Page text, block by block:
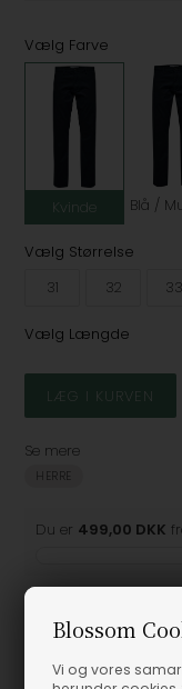
Blossom
Vi og vores
Vælg Farve
Kvinde
Vælg Størrelse
31
32 33
Vælg Længde
Se mere
HERRE
Du er 499,00 DKK